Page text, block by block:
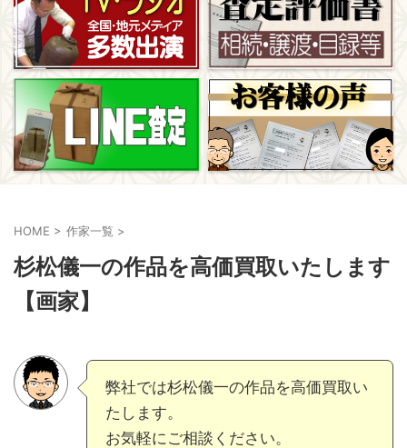
HOME > 作家一覧 >
杉松儀一の作品を高価買取いたします
【画家】
弊社では杉松儀一の作品を高価買取い
たします。
お気軽にご相談ください。